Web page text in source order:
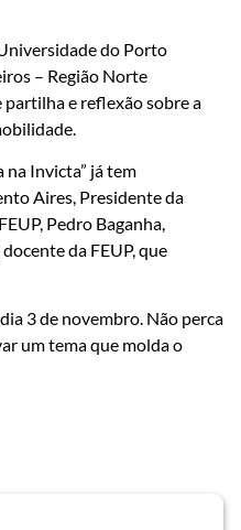
do Porto
– Região Norte
partilha e reflexão sobre a
na Invicta” já tem
Aires, Presidente da
Pedro Baganha,
da FEUP, que
3 de novembro. Não perca
um tema que molda o